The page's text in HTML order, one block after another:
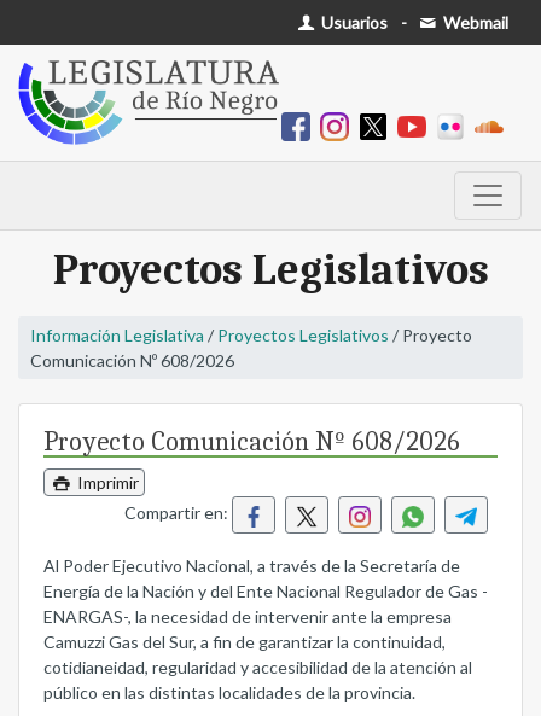
Usuarios - Webmail
Proyectos Legislativos
Información Legislativa / Proyectos Legislativos / Proyecto
Comunicación Nº 608/2026
Proyecto Comunicación Nº 608/2026
Imprimir
Compartir en:
Al Poder Ejecutivo Nacional, a través de la Secretaría de
Energía de la Nación y del Ente Nacional Regulador de Gas -
ENARGAS-, la necesidad de intervenir ante la empresa
Camuzzi Gas del Sur, a fin de garantizar la continuidad,
cotidianeidad, regularidad y accesibilidad de la atención al
público en las distintas localidades de la provincia.